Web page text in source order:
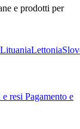
e prodotti per
LituaniaLettonia
resi Pagamento e